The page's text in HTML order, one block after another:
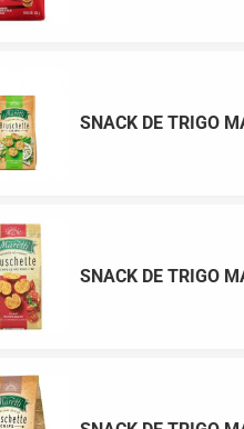
SNACK DE TRIGO
SNACK DE TRIGO